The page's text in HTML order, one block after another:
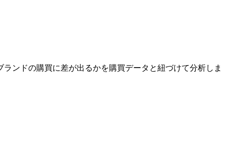
ンドの購買に差が出るかを購買データと紐づけて分析しま